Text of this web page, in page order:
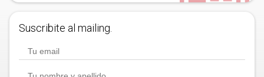
Suscribite al mailing.